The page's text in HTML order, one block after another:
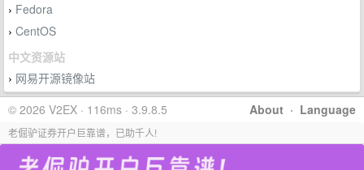
› Fedora
› CentOS
中文资源站
› 网易开源镜像站
About · Language
© 2026 V2EX · 116ms · 3.9.8.5
老倔驴证券开户巨靠谱，已助千人!